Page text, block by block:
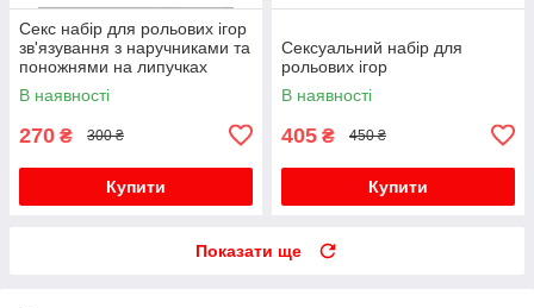
Секс набір для рольових ігор
зв'язування з наручниками та
поножнями на липучках
В наявності
270 ₴ 300 ₴
Купити
Сексуальний набір для
рольових ігор
В наявності
405 ₴ 450 ₴
Купити
Показати ще